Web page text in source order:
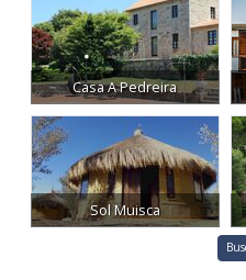
Casa A Pedreira
Sol Muisca